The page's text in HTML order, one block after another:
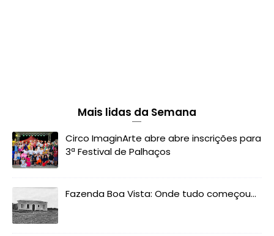
Mais lidas da Semana
Circo ImaginArte abre abre inscrições para
3ª Festival de Palhaços
Fazenda Boa Vista: Onde tudo começou...